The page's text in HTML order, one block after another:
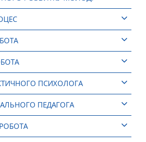
ПСИХОЛОГА
ПЕДАГОГА